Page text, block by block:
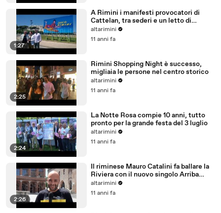
1:27
A Rimini i manifesti provocatori di
Cattelan, tra sederi e un letto di
patatine
altarimini
11 anni fa
2:25
Rimini Shopping Night è successo,
migliaia le persone nel centro storico
altarimini
11 anni fa
2:24
La Notte Rosa compie 10 anni, tutto
pronto per la grande festa del 3 luglio
altarimini
11 anni fa
2:26
Il riminese Mauro Catalini fa ballare la
Riviera con il nuovo singolo Arriba
Abajo
altarimini
11 anni fa